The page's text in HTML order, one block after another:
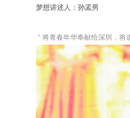
梦想讲述人：孙孟男
“ 将青春年华奉献给深圳，将